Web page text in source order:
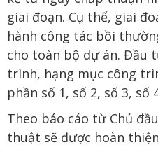
giai đoạn. Cụ thể, giai
hành công tác bồi
cho toàn bộ dự án. Đầu
trình, hạng mục công
phần số 1, số 2, số 3, số
Theo báo cáo từ Chủ
thuật sẽ được hoàn